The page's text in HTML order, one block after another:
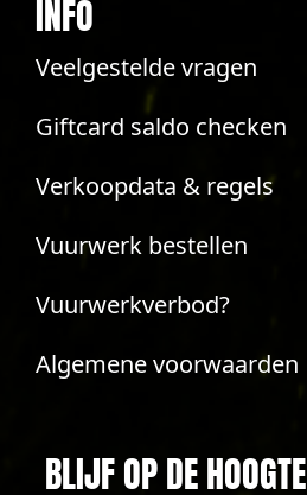
INFO
Veelgestelde vragen
Giftcard saldo checken
Verkoopdata & regels
Vuurwerk bestellen
Vuurwerkverbod?
Algemene voorwaarden
BLIJF OP DE HOOGTE